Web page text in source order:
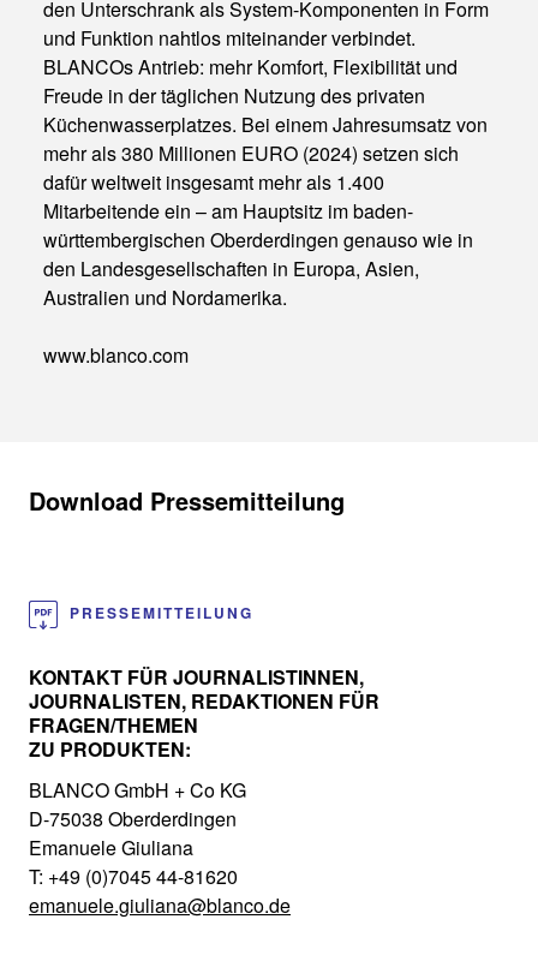
den Unterschrank als System-Komponenten in Form
und Funktion nahtlos miteinander verbindet.
BLANCOs Antrieb: mehr Komfort, Flexibilität und
Freude in der täglichen Nutzung des privaten
Küchenwasserplatzes. Bei einem Jahresumsatz von
mehr als 380 Millionen EURO (2024) setzen sich
dafür weltweit insgesamt mehr als 1.400
Mitarbeitende ein – am Hauptsitz im baden-
württembergischen Oberderdingen genauso wie in
den Landesgesellschaften in Europa, Asien,
Australien und Nordamerika.
www.blanco.com
Download Pressemitteilung
PRESSEMITTEILUNG
KONTAKT FÜR JOURNALISTINNEN,
JOURNALISTEN, REDAKTIONEN FÜR
FRAGEN/THEMEN
ZU PRODUKTEN:
BLANCO GmbH + Co KG
D-75038 Oberderdingen
Emanuele Giuliana
T: +49 (0)7045 44-81620
emanuele.giuliana@blanco.de